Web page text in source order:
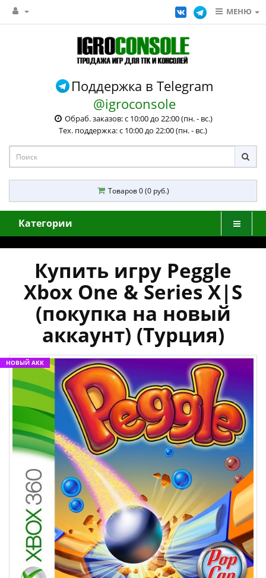
МЕНЮ
Поддержка в Telegram
@igroconsole
Обраб. заказов: с 10:00 до 22:00 (пн. - вс.)
Тех. поддержка: с 10:00 до 22:00 (пн. - вс.)
Товаров 0 (0 руб.)
Категории
Купить игру Peggle
Xbox One & Series X|S
(покупка на новый
аккаунт) (Турция)
НОВЫЙ АКК